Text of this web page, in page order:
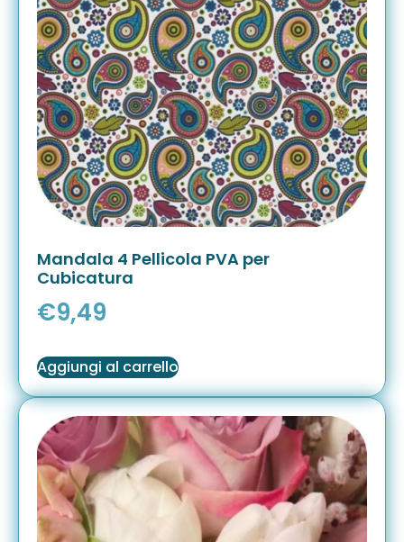
Mandala 4 Pellicola PVA per
Cubicatura
€9,49
Aggiungi al carrello